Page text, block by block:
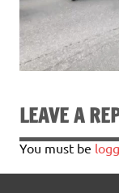
LEAVE A
You must be